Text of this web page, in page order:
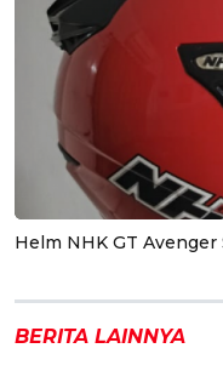
Helm NHK GT
BERITA LAINNYA